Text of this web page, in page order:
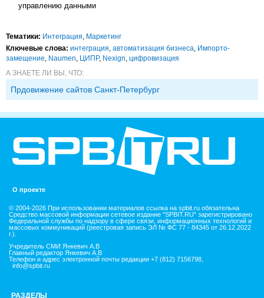
управлению данными
Тематики: Интеграция, Маркетинг
Ключевые слова: интеграция, автоматизация бизнеса, Импорто­
замещение, Naumen, ЦИПР, Nexign, цифровизация
А ЗНАЕТЕ ЛИ ВЫ, ЧТО:
Прдовижение сайтов Санкт-Петербург
О проекте
© 2004-2026 При использовании материалов ссылка на spbit.ru обязательна
Средство массовой информации сетевое издание "SPBIT.RU" зарегистрировано
Федеральной службы по надзору в сфере связи, информационных технологий и
массовых коммуникаций (реестровая запись ЭЛ № ФС 77 - 84345 от 26.12.2022
г.).
Учредитель СМИ Янкевич А.В
Главный редактор Янкевич А.В
Телефон и адрес электронной почты редакции +7 (812) 7156798,
info@spbit.ru
РАЗДЕЛЫ